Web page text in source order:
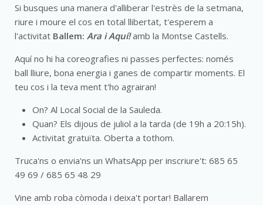
Si busques una manera d'alliberar l'estrès de la setmana,
riure i moure el cos en total llibertat, t'esperem a
l'activitat Ballem: Ara i Aquí!amb la Montse Castells.
Aquí no hi ha coreografies ni passes perfectes: només
ball lliure, bona energia i ganes de compartir moments. El
teu cos i la teva ment t'ho agrairan!
On? Al Local Social de la Sauleda.
Quan? Els dijous de juliol a la tarda (de 19h a 20:15h).
Activitat gratuïta. Oberta a tothom.
Truca'ns o envia'ns un WhatsApp per inscriure't: 685 65
49 69 / 685 65 48 29
Vine amb roba còmoda i deixa't portar! Ballarem